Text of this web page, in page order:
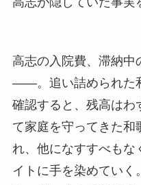
高志の入院費、滞納中
――。追い詰められた
確認すると、残高はわ
て家庭を守ってきた和
れ、他になすすべもな
イトに手を染めてい